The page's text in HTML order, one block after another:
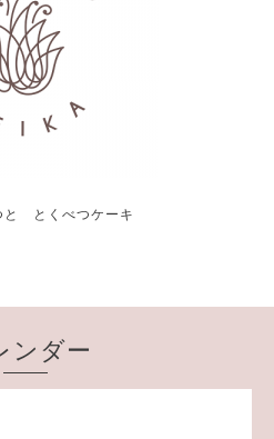
と とくべつケーキ
ンダー